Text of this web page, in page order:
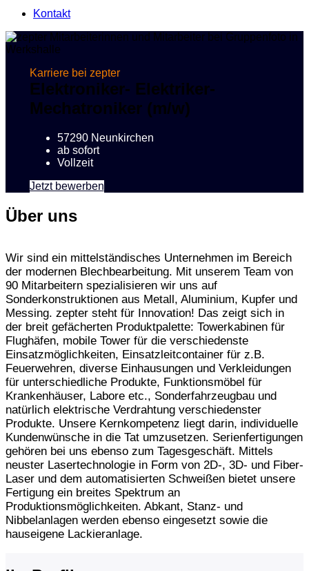
Kontakt
Karriere bei zepter
Elektroniker- Elektriker-
Mechatroniker (m/w)
57290 Neunkirchen
ab sofort
Vollzeit
Jetzt bewerben
Über uns
Wir sind ein mittelständisches Unternehmen im Bereich
der modernen Blechbearbeitung. Mit unserem Team von
90 Mitarbeitern spezialisieren wir uns auf
Sonderkonstruktionen aus Metall, Aluminium, Kupfer und
Messing. zepter steht für Innovation! Das zeigt sich in
der breit gefächerten Produktpalette: Towerkabinen für
Flughäfen, mobile Tower für die verschiedenste
Einsatzmöglichkeiten, Einsatzleitcontainer für z.B.
Feuerwehren, diverse Einhausungen und Verkleidungen
für unterschiedliche Produkte, Funktionsmöbel für
Krankenhäuser, Labore etc., Sonderfahrzeugbau und
natürlich elektrische Verdrahtung verschiedenster
Produkte. Unsere Kernkompetenz liegt darin, individuelle
Kundenwünsche in die Tat umzusetzen. Serienfertigungen
gehören bei uns ebenso zum Tagesgeschäft. Mittels
neuster Lasertechnologie in Form von 2D-, 3D- und Fiber-
Laser und dem automatisierten Schweißen bietet unsere
Fertigung ein breites Spektrum an
Produktionsmöglichkeiten. Abkant, Stanz- und
Nibbelanlagen werden ebenso eingesetzt sowie die
hauseigene Lackieranlage.